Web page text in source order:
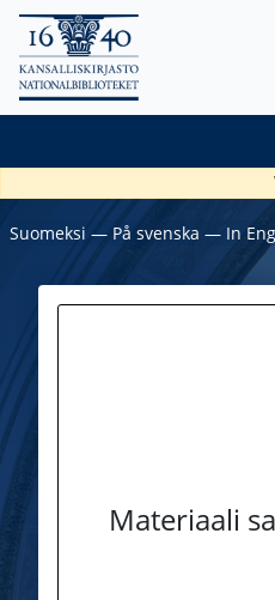
Suomeksi ― På svenska ― In
Materiaali